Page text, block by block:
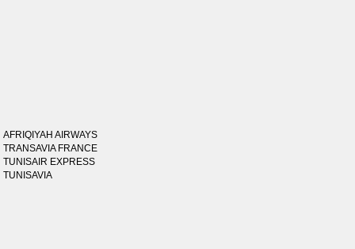
AFRIQIYAH AIRWAYS
TRANSAVIA FRANCE
TUNISAIR EXPRESS
TUNISAVIA